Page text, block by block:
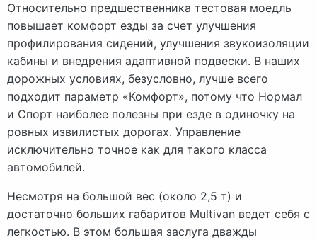
Относительно предшественника тестовая моедль
повышает комфорт езды за счет улучшения
профилирования сидений, улучшения звукоизоляции
кабины и внедрения адаптивной подвески. В наших
дорожных условиях, безусловно, лучше всего
подходит параметр «Комфорт», потому что Нормал
и Спорт наиболее полезны при езде в одиночку на
ровных извилистых дорогах. Управление
исключительно точное как для такого класса
автомобилей.
Несмотря на большой вес (около 2,5 т) и
достаточно больших габаритов Multivan ведет себя с
легкостью. В этом большая заслуга дважды